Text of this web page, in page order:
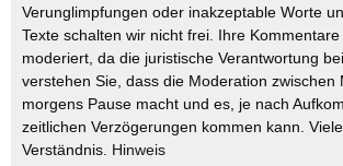
Verunglimpfungen oder inakzeptable Worte
Texte schalten wir nicht frei. Ihre Kommentare
moderiert, da die juristische Verantwortung
verstehen Sie, dass die Moderation zwischen
morgens Pause macht und es, je nach
zeitlichen Verzögerungen kommen kann.
Verständnis. Hinweis